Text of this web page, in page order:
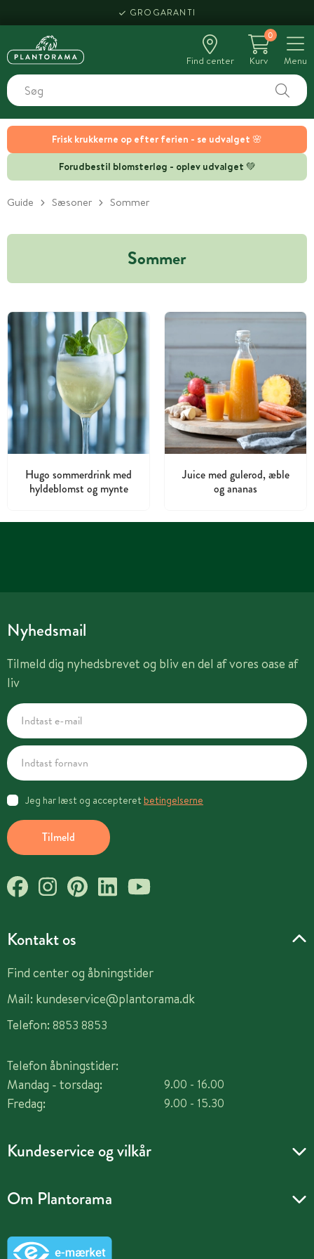
Frisk krukkerne op efter ferien - se udvalget 🌸
Forudbestil blomsterløg - oplev udvalget 💚
GROGARANTI
Find center
0
Kurv
Menu
Guide Sæsoner Sommer
Sommer
Hugo sommerdrink med
hyldeblomst og mynte
Juice med gulerod, æble
og ananas
Kontakt os
Find center og åbningstider
Mail: kundeservice@plantorama.dk
Telefon: 8853 8853
Telefon åbningstider:
Mandag - torsdag:
Fredag:
9.00 - 16.00
9.00 - 15.30
Kundeservice og vilkår
Om Plantorama
Nyhedsmail
Tilmeld dig nyhedsbrevet og bliv en del af vores oase af
liv
Tilmeld
Jeg har læst og accepteret betingelserne